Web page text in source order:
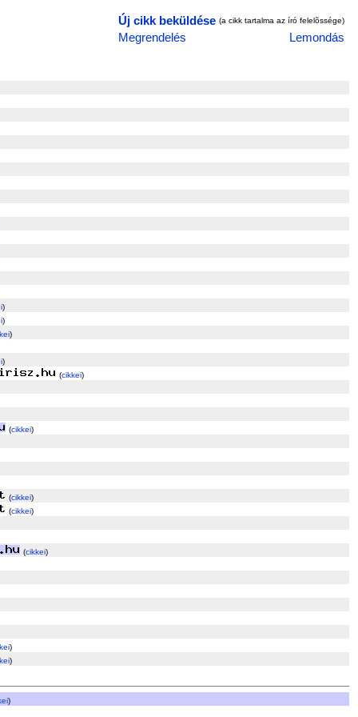
Új cikk beküldése (a cikk tartalma az író felelõssége)
Megrendelés Lemondás
)
)
)
)
(cikkei)
(cikkei)
(cikkei)
(cikkei)
(cikkei)
)
)
)